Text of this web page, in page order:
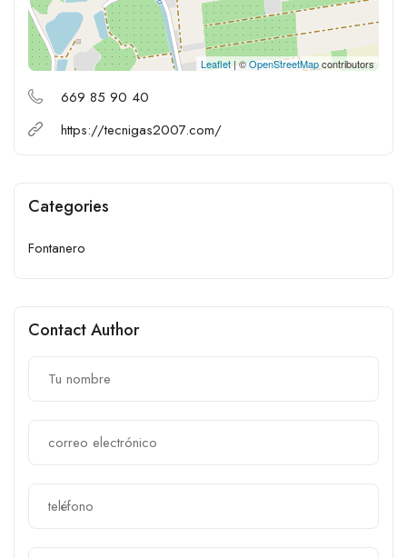
Leaflet| ©OpenStreetMapcontributors
669 85 90 40
https://tecnigas2007.com/
Categories
Fontanero
Contact Author